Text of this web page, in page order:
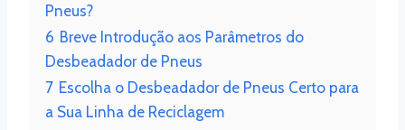
Pneus?
6 Breve Introdução aos Parâmetros do
Desbeadador de Pneus
7 Escolha o Desbeadador de Pneus Certo para
a Sua Linha de Reciclagem